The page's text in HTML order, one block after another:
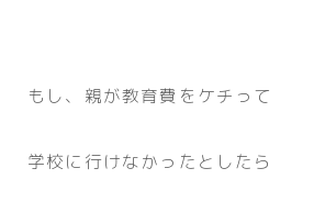
もし、親が教育費をケチって
学校に行けなかったとしたら